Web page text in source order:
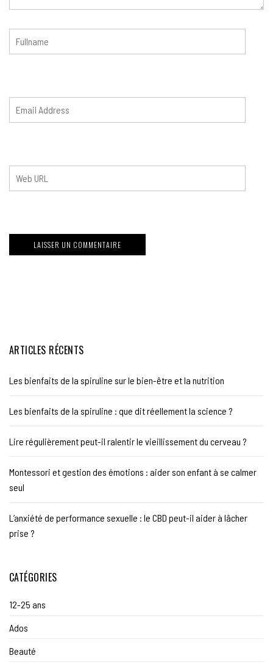
ARTICLES RÉCENTS
Les bienfaits de la spiruline sur le bien-être et la nutrition
Les bienfaits de la spiruline : que dit réellement la science ?
Lire régulièrement peut-il ralentir le vieillissement du cerveau ?
Montessori et gestion des émotions : aider son enfant à se calmer
seul
L’anxiété de performance sexuelle : le CBD peut-il aider à lâcher
prise ?
CATÉGORIES
12-25 ans
Ados
Beauté